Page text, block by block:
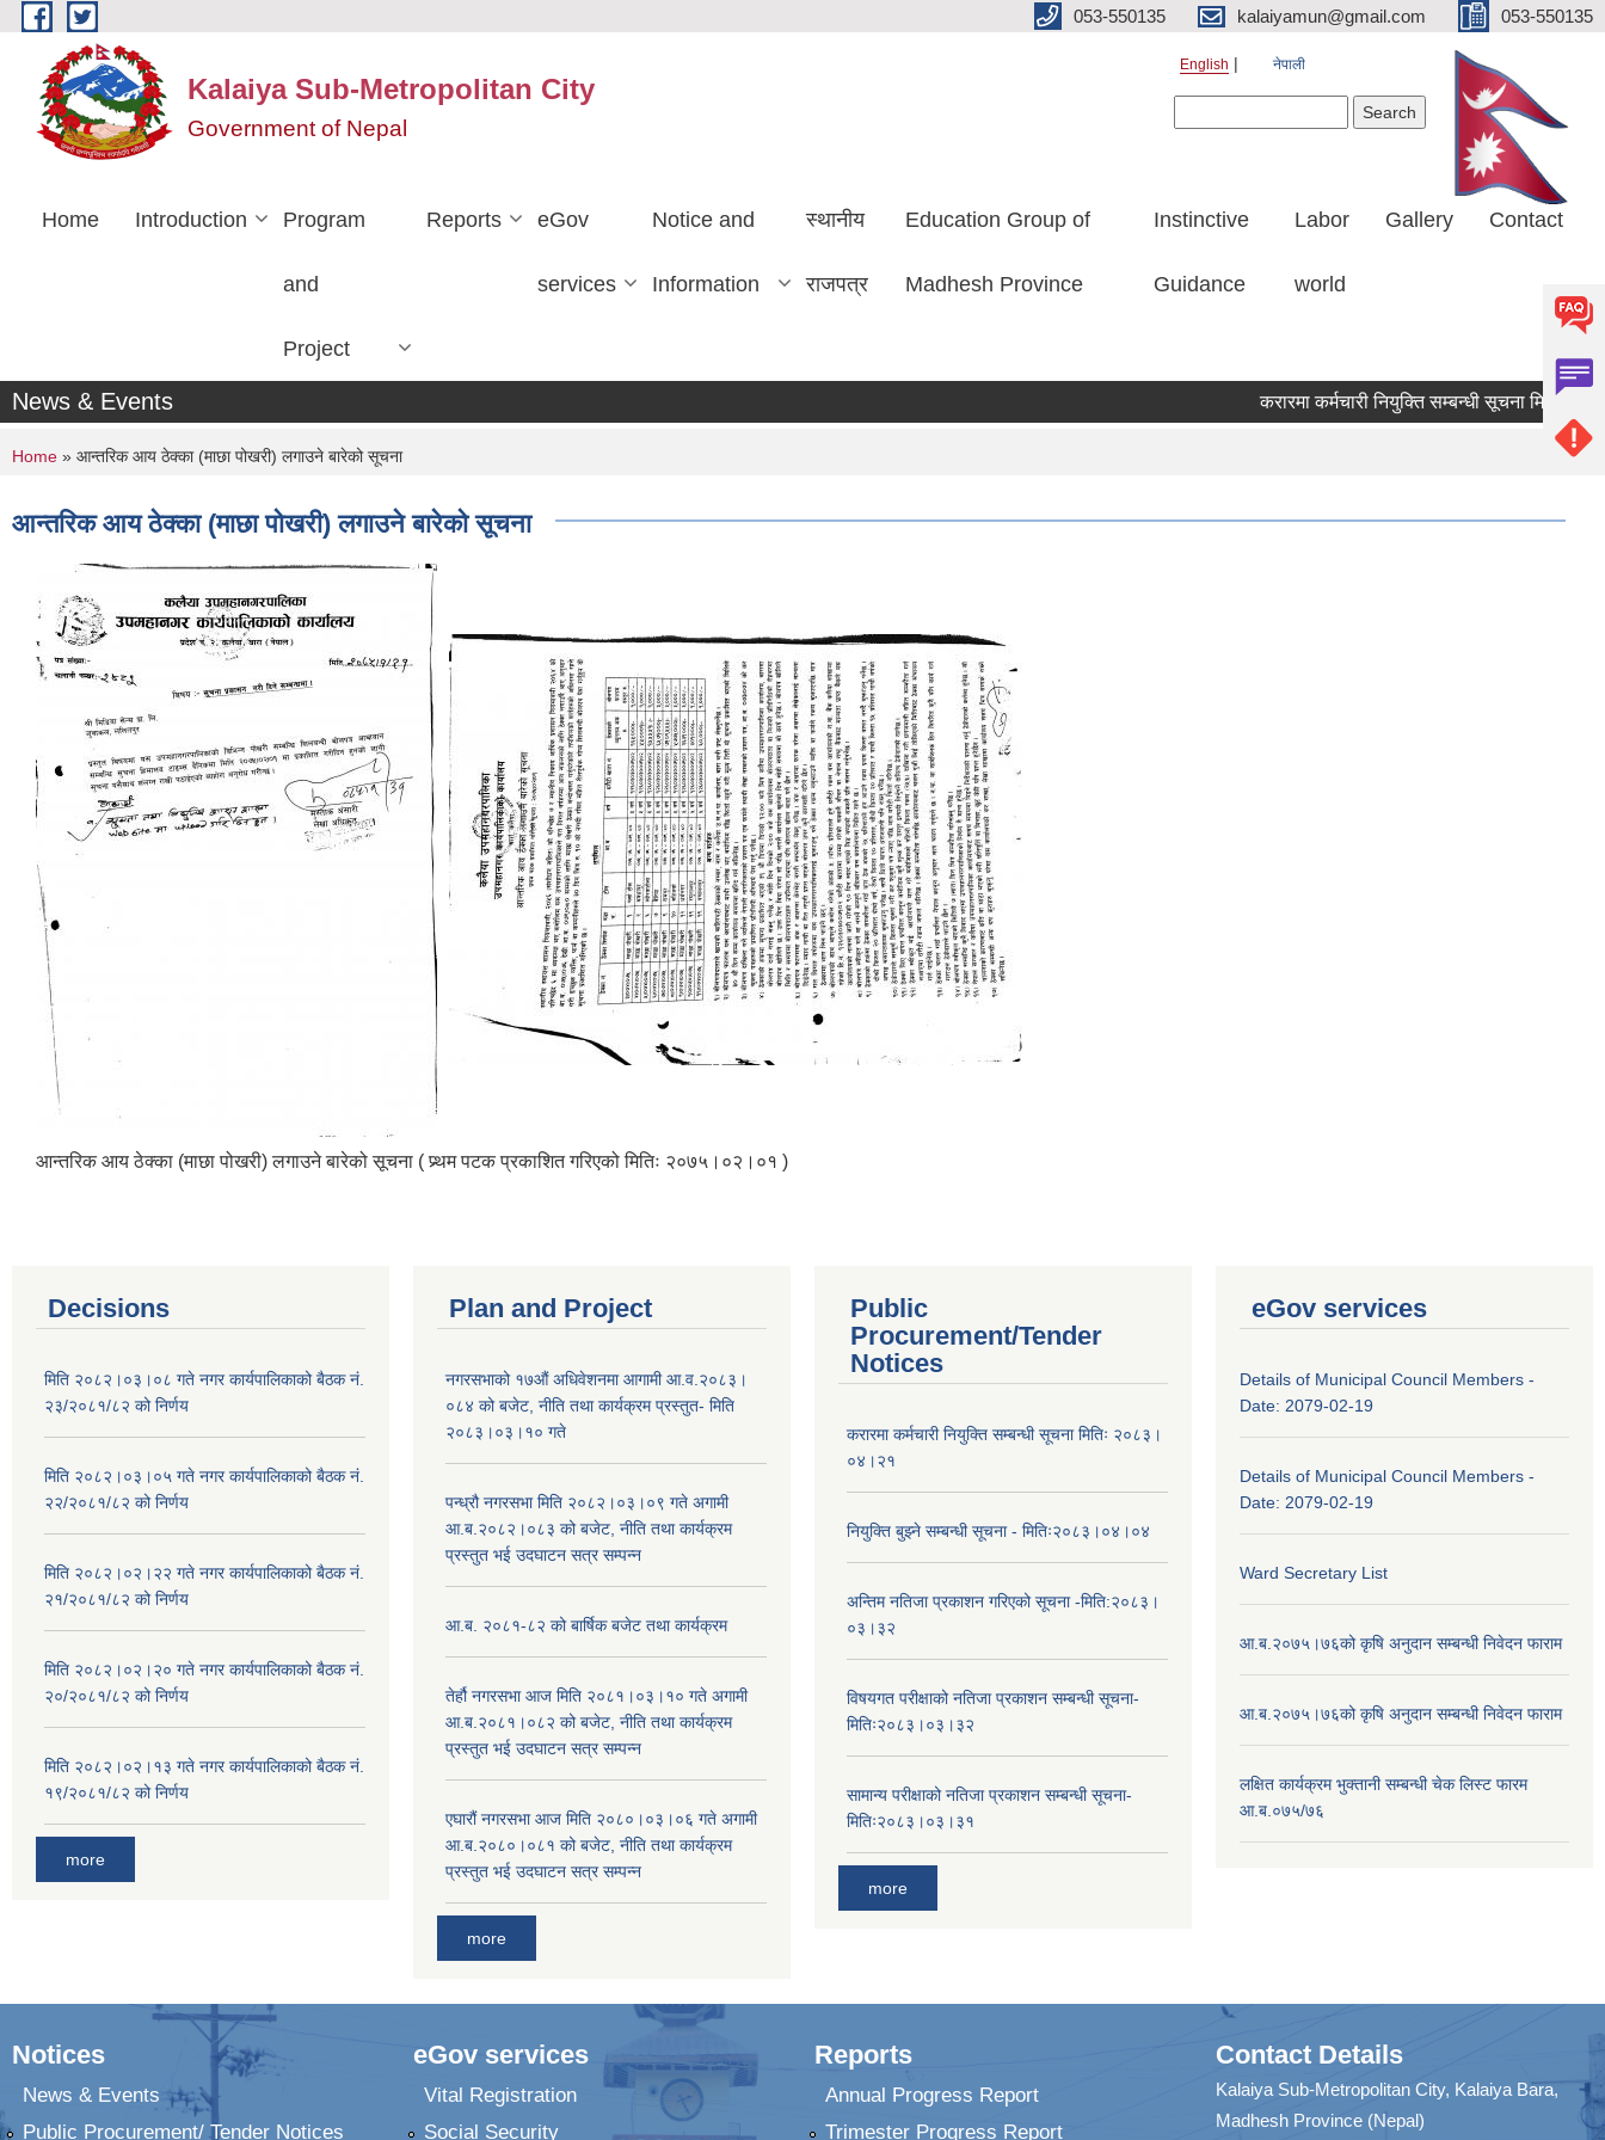
Skip to main content 053-550135 kalaiyamun@gmail.com 053-550135
Kalaiya Sub-Metropolitan City
Government of Nepal
English नेपाली
Home Introduction Program
and
Project
Reports eGov
services
Notice and
Information
स्थानीय
राजपत्र
Education Group of
Madhesh Province
Instinctive
Guidance
Labor
world
Gallery Contact
News & Events करारमा कर्मचारी नियुक्ति सम्बन्धी सूचना मितिः
You are here
Home » आन्तरिक आय ठेक्का (माछा पोखरी) लगाउने बारेको सूचना
आन्तरिक आय ठेक्का (माछा पोखरी) लगाउने बारेको सूचना
आन्तरिक आय ठेक्का (माछा पोखरी) लगाउने बारेको सूचना ( प्र्थम पटक प्रकाशित गरिएको मितिः २०७५।०२।०१ )
Decisions
मिति २०८२।०३।०८ गते नगर कार्यपालिकाको बैठक नं.
२३/२०८१/८२ को निर्णय
मिति २०८२।०३।०५ गते नगर कार्यपालिकाको बैठक नं.
२२/२०८१/८२ को निर्णय
मिति २०८२।०२।२२ गते नगर कार्यपालिकाको बैठक नं.
२१/२०८१/८२ को निर्णय
मिति २०८२।०२।२० गते नगर कार्यपालिकाको बैठक नं.
२०/२०८१/८२ को निर्णय
मिति २०८२।०२।१३ गते नगर कार्यपालिकाको बैठक नं.
१९/२०८१/८२ को निर्णय
more
Plan and Project
नगरसभाको १७औं अधिवेशनमा आगामी आ.व.२०८३।
०८४ को बजेट, नीति तथा कार्यक्रम प्रस्तुत- मिति
२०८३।०३।१० गते
पन्ध्रौ नगरसभा मिति २०८२।०३।०९ गते अगामी
आ.ब.२०८२।०८३ को बजेट, नीति तथा कार्यक्रम
प्रस्तुत भई उदघाटन सत्र सम्पन्न
आ.ब. २०८१-८२ को बार्षिक बजेट तथा कार्यक्रम
तेर्हौ नगरसभा आज मिति २०८१।०३।१० गते अगामी
आ.ब.२०८१।०८२ को बजेट, नीति तथा कार्यक्रम
प्रस्तुत भई उदघाटन सत्र सम्पन्न
एघारौं नगरसभा आज मिति २०८०।०३।०६ गते अगामी
आ.ब.२०८०।०८१ को बजेट, नीति तथा कार्यक्रम
प्रस्तुत भई उदघाटन सत्र सम्पन्न
more
Public
Procurement/Tender
Notices
करारमा कर्मचारी नियुक्ति सम्बन्धी सूचना मितिः २०८३।
०४।२१
नियुक्ति बुझ्ने सम्बन्धी सूचना - मितिः२०८३।०४।०४
अन्तिम नतिजा प्रकाशन गरिएको सूचना -मिति:२०८३।
०३।३२
विषयगत परीक्षाको नतिजा प्रकाशन सम्बन्धी सूचना-
मितिः२०८३।०३।३२
सामान्य परीक्षाको नतिजा प्रकाशन सम्बन्धी सूचना-
मितिः२०८३।०३।३१
more
eGov services
Details of Municipal Council Members -
Date: 2079-02-19
Details of Municipal Council Members -
Date: 2079-02-19
Ward Secretary List
आ.ब.२०७५।७६को कृषि अनुदान सम्बन्धी निवेदन फाराम
आ.ब.२०७५।७६को कृषि अनुदान सम्बन्धी निवेदन फाराम
लक्षित कार्यक्रम भुक्तानी सम्बन्धी चेक लिस्ट फारम
आ.ब.०७५/७६
Notices
News & Events
Public Procurement/ Tender Notices
eGov services
Vital Registration
Social Security
Reports
Annual Progress Report
Trimester Progress Report
Contact Details
Kalaiya Sub-Metropolitan City, Kalaiya Bara,
Madhesh Province (Nepal)